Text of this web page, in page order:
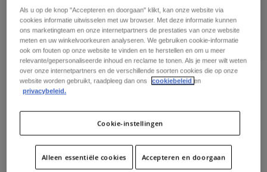
Handschoenen
Beschermingen
Brillen
Accessoires
Onderdelen
Protections
Brillen
Sokken
Tassen & Accessoires
T-Shirts & Tops
Hoodies en truien
Jassen
Leggings & Broeken
Shirts
Alles bekijken
Moto
Helmen
Shirts
Pants
Beoordelingen
29353-099-37
Price reduced from
€ 249,99to € 187,49 25% OFF
Als u op de knop "Accepteren en doorgaan" klikt, kan onze website via
cookies informatie uitwisselen met uw browser. Met deze informatie kunnen
ons marketingteam en onze internetpartners de prestaties van onze website
meten en uw winkelvoorkeuren analyseren. We gebruiken cookie-informatie
ook om fouten op onze website te vinden en te herstellen en om u meer
relevante/gepersonaliseerde inhoud en reclame te tonen. Als je meer wilt weten
over onze internetpartners en de verschillende soorten cookies die op onze
website worden gebruikt, raadpleeg dan ons
cookiebeleid en
privacybeleid.
Cookie-instellingen
Alleen essentiële cookies Accepteren en doorgaan